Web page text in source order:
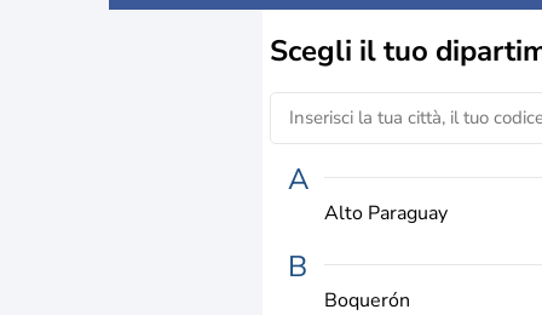
Scegli iltuo
A
Alto Paraguay
B
Boquerón